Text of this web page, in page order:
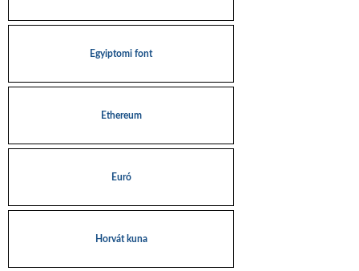
Egyiptomi font
Ethereum
Euró
Horvát kuna